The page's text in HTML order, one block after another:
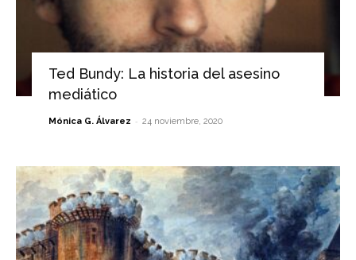
Ted Bundy: La historia del asesino
mediático
Mónica G. Álvarez - 24 noviembre, 2020